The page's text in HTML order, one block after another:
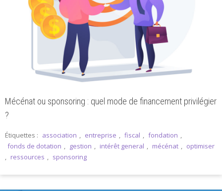
Mécénat ou sponsoring : quel mode de financement privilégier
?
Étiquettes : association , entreprise , fiscal , fondation ,
fonds de dotation , gestion , intérêt general , mécénat , optimiser
, ressources , sponsoring